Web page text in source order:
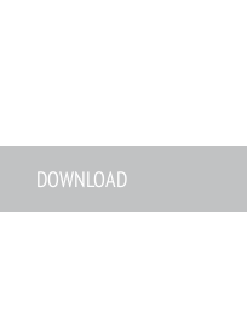
DOWNLOAD